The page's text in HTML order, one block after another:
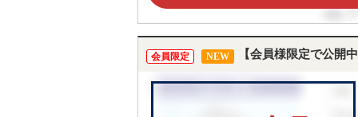
会員限定 NEW 【会員様限定で公開